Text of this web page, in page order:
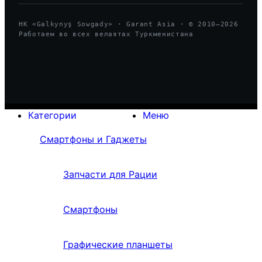
HK «Galkynyş Sowgady» · Garant Asia · © 2010—2026
Работаем во всех велаятах Туркменистана
Меню
Категории
Смартфоны и Гаджеты
Запчасти для Рации
Смартфоны
Графические планшеты